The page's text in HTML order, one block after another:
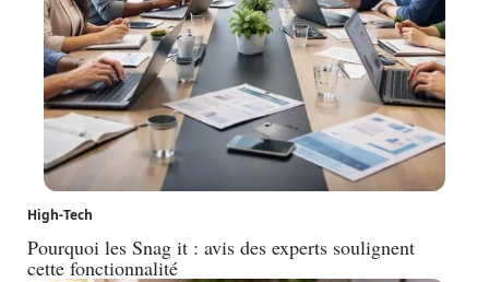
High-Tech
Pourquoi les Snag it : avis des experts soulignent
cette fonctionnalité